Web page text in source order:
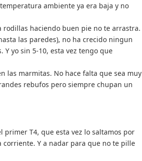
ambiente ya era baja y no
rodillas haciendo buen pie no te arrastra.
las paredes), no ha crecido ningun
yo sin 5-10, esta vez tengo que
las marmitas. No hace falta que sea muy
rebufos pero siempre chupan un
primer T4, que esta vez lo saltamos por
Y a nadar para que no te pille